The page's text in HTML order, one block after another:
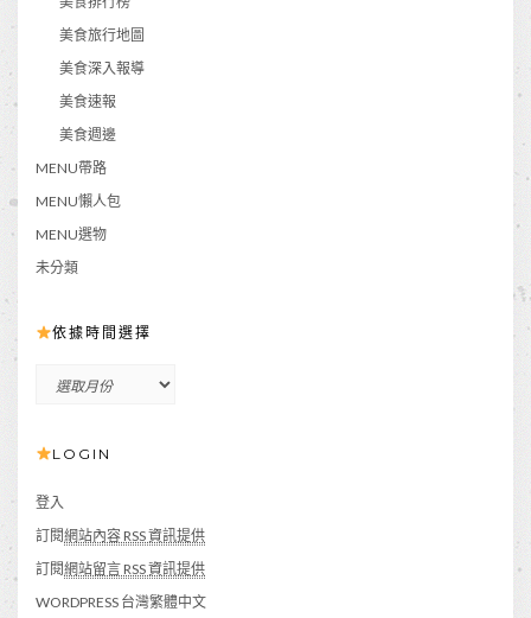
美食旅行地圖
美食深入報導
美食速報
美食週邊
MENU帶路
MENU懶人包
MENU選物
未分類
依據時間選擇
間
擇
LOGIN
登入
訂閱網站內容 RSS 資訊提供
訂閱網站留言 RSS 資訊提供
WORDPRESS 台灣繁體中文